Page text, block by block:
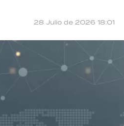
28 Julio de 2026 18:01